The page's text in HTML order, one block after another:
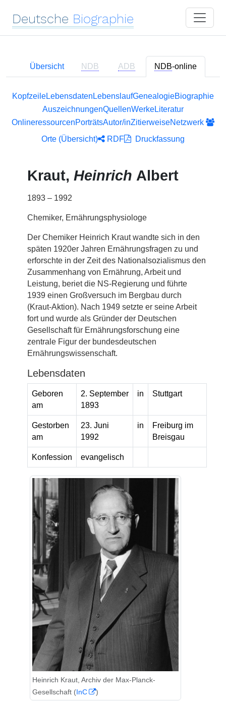
Deutsche Biographie
Übersicht NDB ADB NDB-online
KopfzeileLebensdaten LebenslaufGenealogieBiographie
AuszeichnungenQuellenWerkeLiteratur
OnlineressourcenPorträtsAutor/inZitierweiseNetzwerk
Orte (Übersicht)
RDF Druckfassung
Kraut, Heinrich Albert
1893 – 1992
Chemiker, Ernährungsphysiologe
Der Chemiker Heinrich Kraut wandte sich in den
späten 1920er Jahren Ernährungsfragen zu und
erforschte in der Zeit des Nationalsozialismus den
Zusammenhang von Ernährung, Arbeit und
Leistung, beriet die NS-Regierung und führte
1939 einen Großversuch im Bergbau durch
(Kraut-Aktion). Nach 1949 setzte er seine Arbeit
fort und wurde als Gründer der Deutschen
Gesellschaft für Ernährungsforschung eine
zentrale Figur der bundesdeutschen
Ernährungswissenschaft.
Lebensdaten
Geboren
am
2. September
1893
in Stuttgart
Gestorben
am
23. Juni
1992
in
Freiburg im
Breisgau
Konfession evangelisch
Heinrich Kraut, Archiv der Max-Planck-
Gesellschaft (InC )